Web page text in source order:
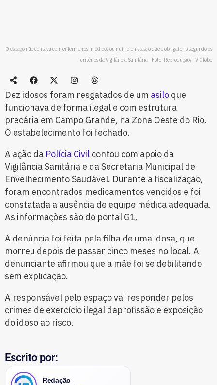
O espaço não contava com enfermeiros, médicos ou nutricionistas, o que é obrigatório segundo os
critérios da Vigilância Sanitária - Foto: Reprodução/ TV Globo
Dez idosos foram resgatados de um asilo que
funcionava de forma ilegal e com estrutura
precária em Campo Grande, na Zona Oeste do Rio.
O estabelecimento foi fechado.
A ação da Polícia Civil contou com apoio da
Vigilância Sanitária e da Secretaria Municipal de
Envelhecimento Saudável. Durante a fiscalização,
foram encontrados medicamentos vencidos e foi
constatada a ausência de equipe médica adequada.
As informações são do portal G1.
A denúncia foi feita pela filha de uma idosa, que
morreu depois de passar cinco meses no local. A
denunciante afirmou que a mãe foi se debilitando
sem explicação.
A responsável pelo espaço vai responder pelos
crimes de exercício ilegal daprofissão e exposição
do idoso ao risco.
Escrito por:
Redação